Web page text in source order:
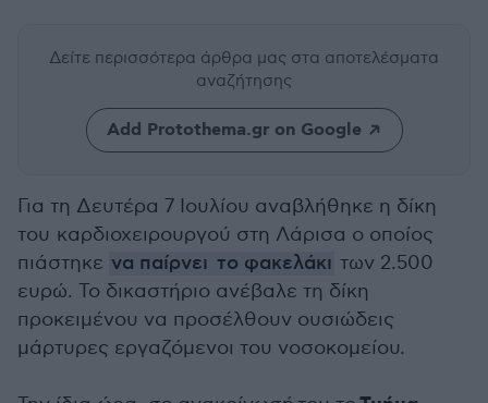
Δείτε περισσότερα άρθρα μας στα αποτελέσματα
αναζήτησης
Add Protothema.gr on Google
Για τη Δευτέρα 7 Ιουλίου αναβλήθηκε η δίκη
του καρδιοχειρουργού στη Λάρισα ο οποίος
πιάστηκε να παίρνει το φακελάκι των 2.500
ευρώ. Το δικαστήριο ανέβαλε τη δίκη
προκειμένου να προσέλθουν ουσιώδεις
μάρτυρες εργαζόμενοι του νοσοκομείου.